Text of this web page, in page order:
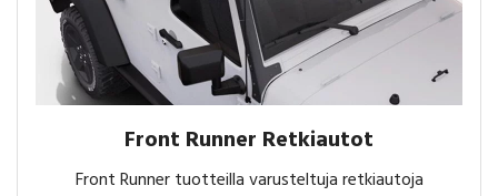
Front Runner Retkiautot
Front Runner tuotteilla varusteltuja retkiautoja